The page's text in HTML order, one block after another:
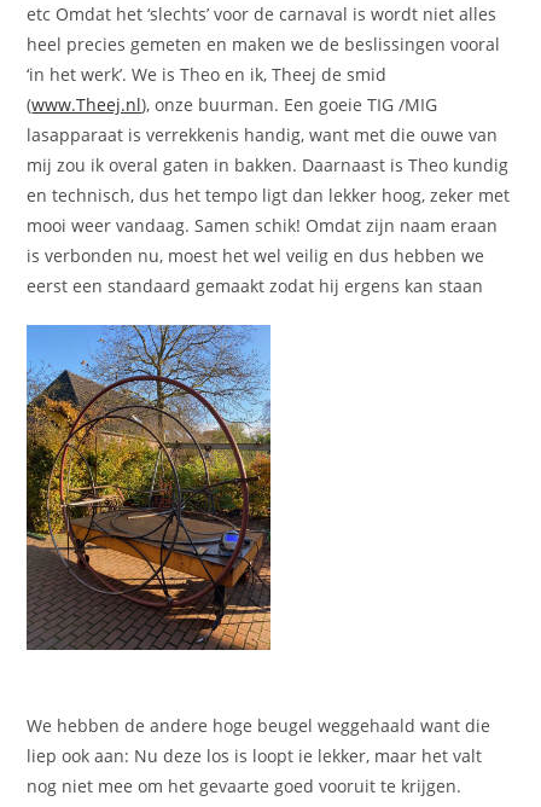
etc Omdat het ‘slechts’ voor de carnaval is wordt niet alles
heel precies gemeten en maken we de beslissingen vooral
‘in het werk’. We is Theo en ik, Theej de smid
(www.Theej.nl), onze buurman. Een goeie TIG /MIG
lasapparaat is verrekkenis handig, want met die ouwe van
mij zou ik overal gaten in bakken. Daarnaast is Theo kundig
en technisch, dus het tempo ligt dan lekker hoog, zeker met
mooi weer vandaag. Samen schik! Omdat zijn naam eraan
is verbonden nu, moest het wel veilig en dus hebben we
eerst een standaard gemaakt zodat hij ergens kan staan
We hebben de andere hoge beugel weggehaald want die
liep ook aan: Nu deze los is loopt ie lekker, maar het valt
nog niet mee om het gevaarte goed vooruit te krijgen.